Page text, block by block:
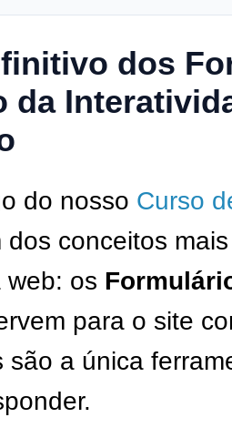
dos
da
do nosso Curso
dos conceitos
web: os
para o site
são a única